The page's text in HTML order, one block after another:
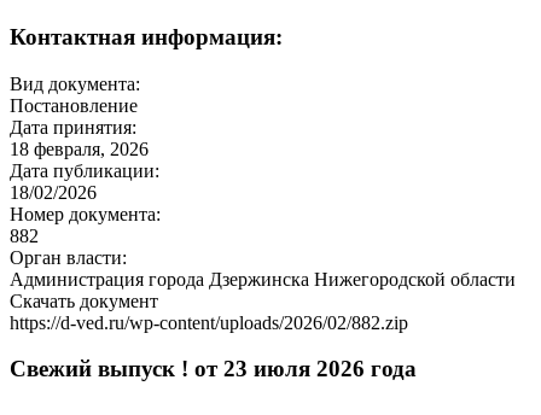
Контактная информация:
Вид документа:
Постановление
Дата принятия:
18 февраля, 2026
Дата публикации:
18/02/2026
Номер документа:
882
Орган власти:
Администрация города Дзержинска Нижегородской области
Скачать документ
https://d-ved.ru/wp-content/uploads/2026/02/882.zip
Свежий выпуск ! от 23 июля 2026 года